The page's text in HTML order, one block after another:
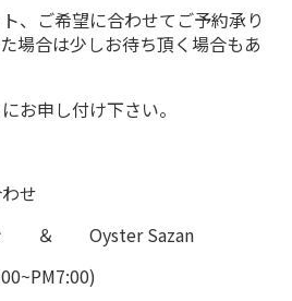
、ご希望に合わせてご予約承り
場合は少しお待ち頂く場合もあ
お申し付け下さい。
せ
＆ Oyster Sazan